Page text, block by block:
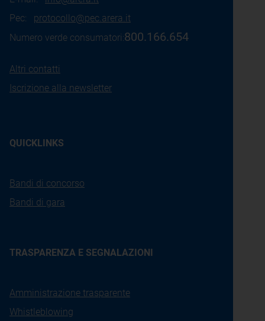
Pec: protocollo@pec.arera.it
Numero verde consumatori:800.166.654
Altri contatti
Iscrizione alla newsletter
QUICKLINKS
Bandi di concorso
Bandi di gara
TRASPARENZA E SEGNALAZIONI
Amministrazione trasparente
Whistleblowing